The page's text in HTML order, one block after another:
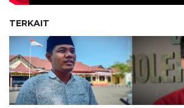
TERKAIT